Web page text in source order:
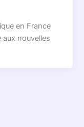
en France
aux nouvelles